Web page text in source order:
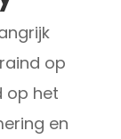
op
op het
en